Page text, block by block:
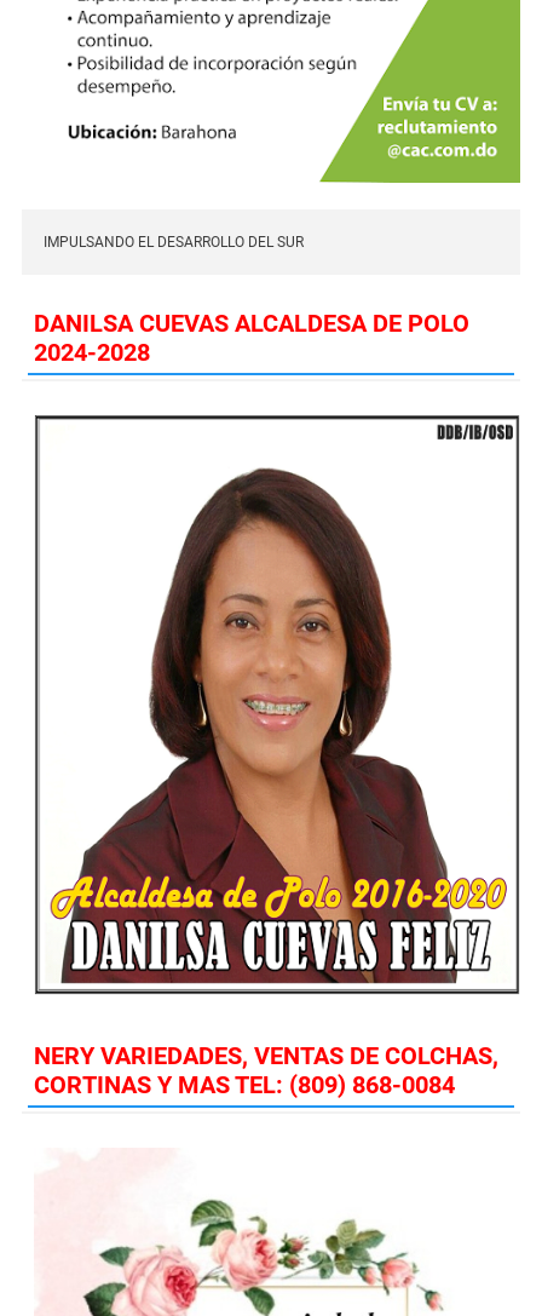
IMPULSANDO EL DESARROLLO DEL SUR
DANILSA CUEVAS ALCALDESA DE POLO
2024-2028
NERY VARIEDADES, VENTAS DE COLCHAS,
CORTINAS Y MAS TEL: (809) 868-0084